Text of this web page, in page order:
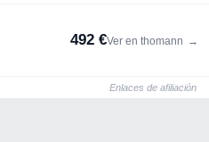
492 €Ver en thomann →
Enlaces de afiliación